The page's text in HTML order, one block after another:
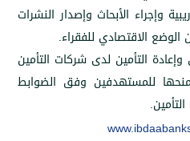
وإصدار النشرات
للفقراء.
لدى شركات التأمين
وفق الضوابط